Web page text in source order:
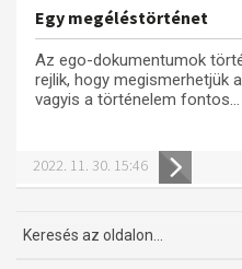
Egy megéléstörténet
Az ego-dokumentumok
rejlik, hogy megismerhetjük
vagyis a történelem fontos...
2022. 11. 30. 15:46